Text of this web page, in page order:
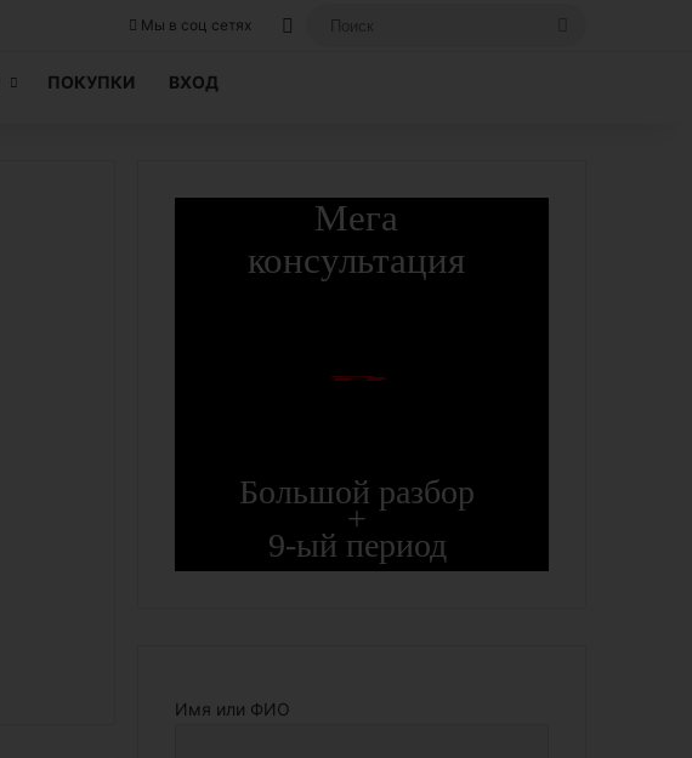
Мы в соц сетях Вход, если вы уже регистрировались на
ПОКУПКИ ВХОД
Мега
консультация
Большой разбор
+
9-ый период
9
Имя или ФИО